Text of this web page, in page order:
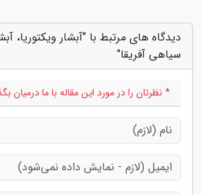
دیدگاه های مرتبط با "آبشار ویکتوریا،
سیاهی آفریقا"
* نظرتان را در مورد این مقاله با ما درمیان